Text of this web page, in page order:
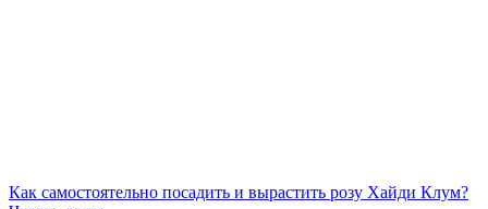
Как самостоятельно посадить и вырастить розу Хайди Клум?